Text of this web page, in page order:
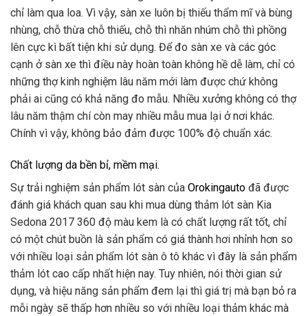
chỉ làm qua loa. Vì vậy, sàn xe luôn bị thiếu thẩm mĩ và bùng
nhùng, chỗ thừa chỗ thiếu, chỗ thì nhăn nhúm chỗ thì phồng
lên cực kì bất tiện khi sử dụng. Để đo sàn xe và các góc
cạnh ở sàn xe thì điều này hoàn toàn không hề dễ làm, chỉ có
những thợ kinh nghiệm lâu năm mới làm được chứ không
phải ai cũng có khả năng đo mẫu. Nhiều xưởng không có thợ
lâu năm thậm chí còn may nhiều mẫu mua lại ở nơi khác.
Chính vì vậy, không bảo đảm được 100% độ chuẩn xác.
Chất lượng da bền bỉ, mềm mại.
Sự trải nghiệm sản phẩm lót sàn của Orokingauto đã được
đánh giá khách quan sau khi mua dùng thảm lót sàn Kia
Sedona 2017 360 độ màu kem là có chất lượng rất tốt, chỉ
có một chút buồn là sản phẩm có giá thành hơi nhỉnh hơn so
với nhiều loại sản phẩm lót sàn ô tô khác vì đây là sản phẩm
thảm lót cao cấp nhất hiện nay. Tuy nhiên, nói thời gian sử
dụng, và hiệu năng sản phẩm đem lại thì giá trị mà bạn bỏ ra
mỗi ngày sẽ thấp hơn nhiều so với nhiều loại thảm khác mà